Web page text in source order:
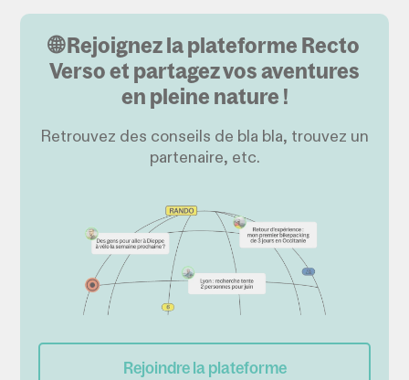
🌐 Rejoignez la plateforme Recto
Verso et partagez vos aventures
en pleine nature !
Retrouvez des conseils de bla bla, trouvez un
partenaire, etc.
Rejoindre la plateforme